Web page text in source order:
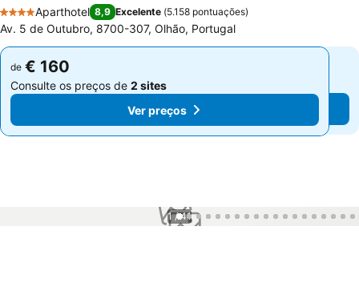
4 Estrelas
Aparthotel 8,9 Excelente (5.158 pontuações)
Av. 5 de Outubro, 8700-307, Olhão, Portugal
de € 160
Consulte os preços de 2 sites
Ver preços
de € 160
Consulte os preços de 2 sites
Ver preços
1 / 41